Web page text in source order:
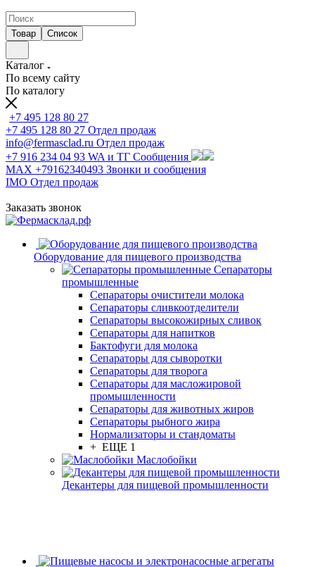
Товар Список
Каталог
По всему сайту
По каталогу
+7 495 128 80 27
+7 495 128 80 27 Отдел продаж
info@fermasclad.ru Отдел продаж
+7 916 234 04 93 WA и ТГ Сообщения
MAX +79162340493 Звонки и сообщения
IMO Отдел продаж
Заказать звонок
Оборудование для пищевого производства
Сепараторы
промышленные
Сепараторы очистители молока
Сепараторы сливкоотделители
Сепараторы высокожирных сливок
Сепараторы для напитков
Бактофуги для молока
Сепараторы для сыворотки
Сепараторы для творога
Сепараторы для масложировой
промышленности
Сепараторы для животных жиров
Сепараторы рыбного жира
Нормализаторы и стандоматы
+ ЕЩЕ 1
Маслобойки
Декантеры для пищевой промышленности